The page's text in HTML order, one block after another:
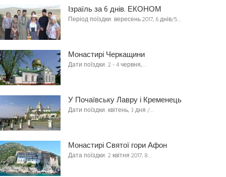
Ізраїль за 6 днів. ЕКОНОМ
Період поїздки: вересень 2017, 6 днів/5…
Монастирі Черкащини
Дати поїздки: 2 - 4 червня,…
У Почаївську Лавру і Кременець
Дати поїздки: квітень, 3 дня /…
Монастирі Святої гори Афон
Дата поїздки: 2 квітня 2017, 8…